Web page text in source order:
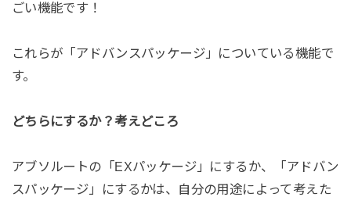
ごい機能です！
これらが「アドバンスパッケージ」についている機能で
す。
どちらにするか？考えどころ
アブソルートの「EXパッケージ」にするか、「アドバン
スパッケージ」にするかは、自分の用途によって考えた